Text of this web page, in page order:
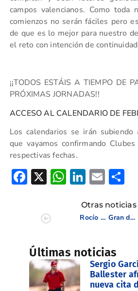
campos valencianos. Como toda
comienzos no serán fáciles pero
de que es lo mejor para nuestro
el reto con intención de
¡¡TODOS ESTÁIS A TIEMPO DE
PRÓXIMAS JORNADAS!!
ACCESO AL CALENDARIO DE
Los calendarios se irán
que vayamos confirmando
respectivas fechas.
Facebook
X WhatsApp
LinkedIn
Email
Otras noticias
Rocío Tejedo y Cloe Amion Top 20 en Portugal
Gran debut de Raúl Gómez en el Cto Barcelona Absoluto Masculino
Últimas noticias
Sergio
Ballester
nueva cita